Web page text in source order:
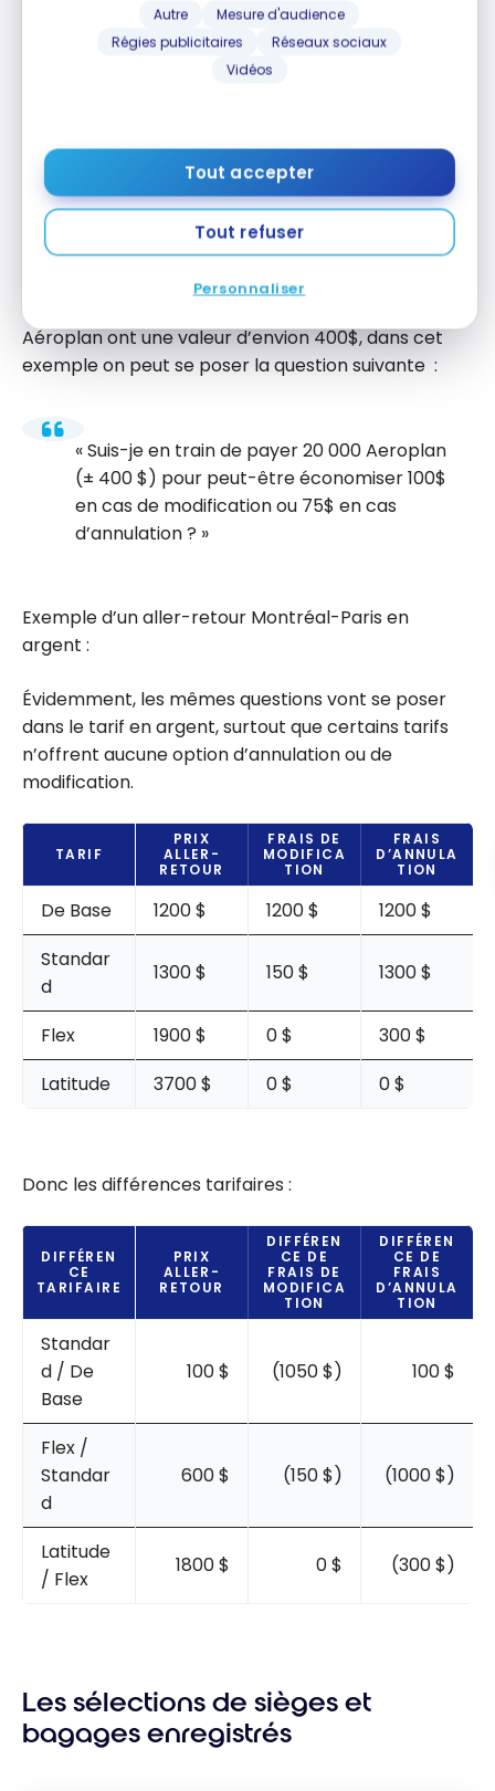
Autre
Mesure d'audience
Régies publicitaires
Réseaux sociaux
Vidéos
Tout accepter
Tout refuser
Personnaliser
ALLER-
RETOUR
FRAIS DE
MODIFICA
TION
Latitude
/ Flex
40 000 0 $ (75 $)
Puisque selon
Aéroplan ont une valeur d’envion 400$, dans cet
exemple on peut se poser la question suivante :
Suis-je en train de payer 20 000 Aeroplan
(± 400 $) pour peut-être économiser 100$
en cas de modification ou 75$ en cas
d’annulation ?
Exemple d’un aller-retour Montréal-Paris en
argent :
Évidemment, les mêmes questions vont se poser
dans le tarif en argent, surtout que certains tarifs
n’offrent aucune option d’annulation ou de
modification.
TARIF
PRIX
ALLER-
RETOUR
FRAIS DE
MODIFICA
TION
FRAIS
D’ANNULA
TION
De Base 1200 $ 1200 $
1200 $
Standar
d
1300 $ 150 $ 1300 $
Flex 1900 $ 0 $
300 $
Latitude
3700 $ 0 $ 0 $
Donc les différences tarifaires :
DIFFÉREN
CE
TARIFAIRE
PRIX
ALLER-
RETOUR
DIFFÉREN
CE DE
FRAIS DE
MODIFICA
TION
DIFFÉREN
CE DE
FRAIS
D’ANNULA
TION
Standar
d / De
Base
100 $ (1050 $) 100 $
Flex /
Standar
d
600 $ (150 $) (1000 $)
Latitude
/ Flex
1800 $ 0 $ (300 $)
Les sélections de sièges et
bagages enregistrés